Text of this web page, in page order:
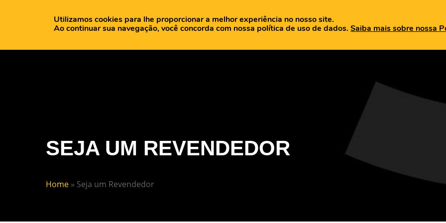
HOME QUEM SOMOS PRODUTOS BLOG MATERIAIS
SEJA UM REVENDEDOR
Home » Seja um Revendedor
Utilizamos cookies para lhe proporcionar a melhor experiência no nosso site.
Ao continuar sua navegação, você concorda com nossa política de uso de dados.Saiba mais sobre nossa